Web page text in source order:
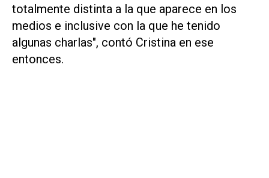
totalmente distinta a la que aparece en los
medios e inclusive con la que he tenido
algunas charlas", contó Cristina en ese
entonces.